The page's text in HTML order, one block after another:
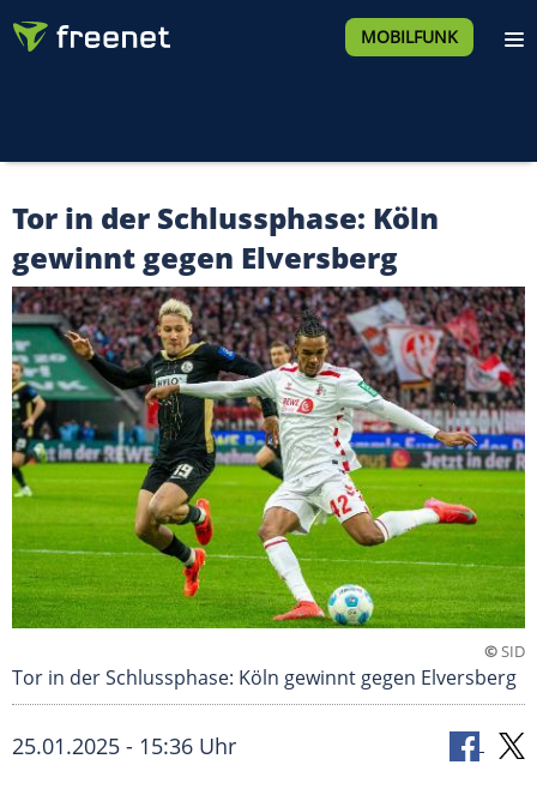
MOBILFUNK
Tor in der Schlussphase: Köln
gewinnt gegen Elversberg
©SID
Tor in der Schlussphase: Köln gewinnt gegen Elversberg
25.01.2025 - 15:36 Uhr